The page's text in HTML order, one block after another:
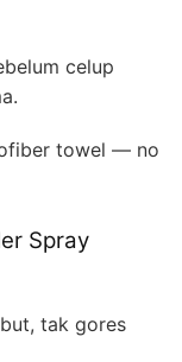
celup
towel — no
Spray
tak gores